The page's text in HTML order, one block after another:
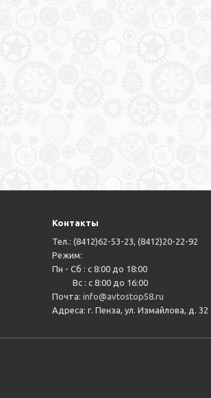
Контакты
Тел.: (8412)62-53-23, (8412)20-22-92
Режим:
Пн - Сб : с 8:00 до 18:00
Вс : с 8:00 до 16:00
Почта:info@avtostop58.ru
Адреса: г. Пенза, ул. Измайлова, д. 32